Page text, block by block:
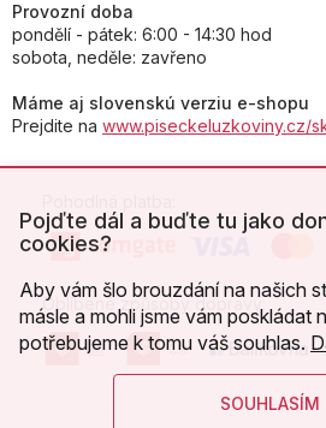
Pojďte dál a buďte tu jako
cookies?
Aby vám šlo brouzdání na našich
másle a mohli jsme vám poskládat
potřebujeme k tomu váš souhlas.
SOUHLASÍM
Provozní doba
pondělí - pátek: 6:00 - 14:30 hod
sobota, neděle: zavřeno
Máme aj slovenskú verziu e-shopu
Prejdite na www.piseckeluzkoviny.cz/
Oblíbené způsoby dopravy: